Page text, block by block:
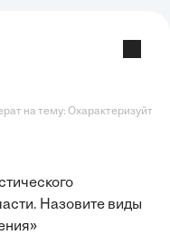
на тему: Охарактеризуйте
Назовите виды